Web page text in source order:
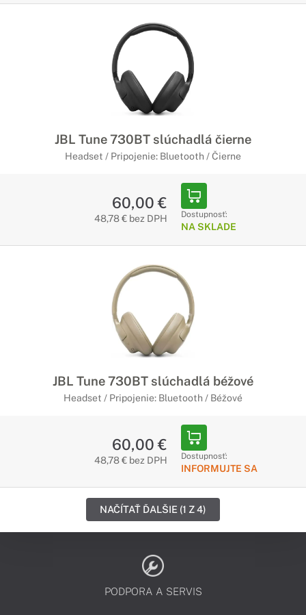
JBL Tune 730BT slúchadlá čierne
Headset / Pripojenie: Bluetooth / Čierne
60,00 €
48,78 € bez DPH Dostupnosť:
NA SKLADE
JBL Tune 730BT slúchadlá béžové
Headset / Pripojenie: Bluetooth / Béžové
60,00 €
48,78 € bez DPH Dostupnosť:
INFORMUJTE SA
NAČÍTAŤ ĎALŠIE (1 Z 4)
PODPORA A SERVIS